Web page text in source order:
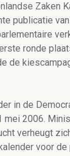
Zaken
publicatie
ronde
de
in de
mei 2006.
verheugt
voor